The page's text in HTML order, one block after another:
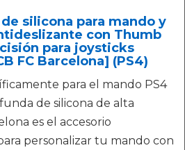
silicona para mando y
con Thumb
para joysticks
FC Barcelona] (PS4)
para el mando PS4
de silicona de alta
es el accesorio
personalizar tu mando con